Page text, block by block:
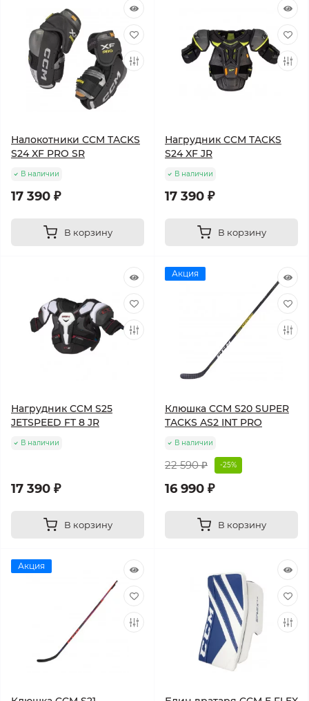
Налокотники CCM TACKS
S24 XF PRO SR
В наличии
17 390 ₽
В корзину
Нагрудник CCM TACKS
S24 XF JR
В наличии
17 390 ₽
В корзину
Нагрудник CCM S25
JETSPEED FT 8 JR
В наличии
17 390 ₽
В корзину
Акция
Клюшка CCM S20 SUPER
TACKS AS2 INT PRO
В наличии
22 590 ₽ -25%
16 990 ₽
В корзину
Акция